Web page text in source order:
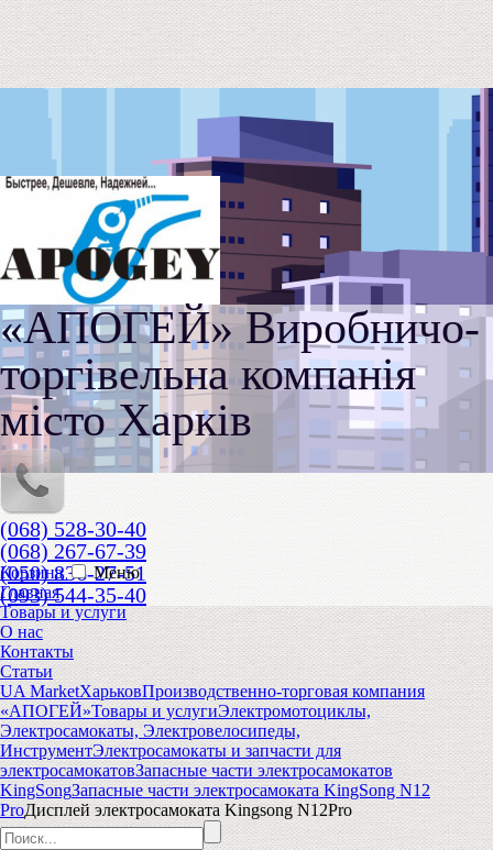
«АПОГЕЙ» Виробничо-
торгівельна компанія
місто Харків
(068) 528-30-40
(068) 267-67-39
(050) 836-27-51
(093) 544-35-40
Корзина
Меню
Главная
Товары и услуги
О нас
Контакты
Статьи
UA MarketХарьковПроизводственно-торговая компания
«АПОГЕЙ»Товары и услугиЭлектромотоциклы,
Электросамокаты, Электровелосипеды,
ИнструментЭлектросамокаты и запчасти для
электросамокатовЗапасные части электросамокатов
KingSongЗапасные части электросамоката KingSong N12
ProДисплей электросамоката Kingsong N12Pro